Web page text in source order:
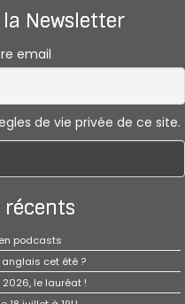
Newsletter
email
de vie privée de ce site.
podcasts
cet été ?
2026, le lauréat !